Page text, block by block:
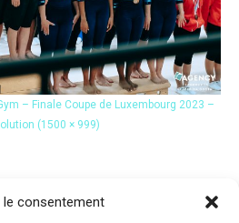
le consentement
– Finale Coupe de Luxembourg 2023 –
(1500 × 999)